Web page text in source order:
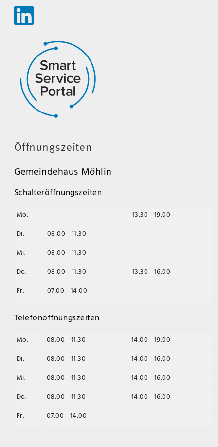
Öffnungszeiten
Gemeindehaus Möhlin
Schalteröffnungszeiten
Mo.
13:30 - 19:00
Di.
08:00 - 11:30
Mi.
08:00 - 11:30
Do.
08:00 - 11:30
13:30 - 16:00
Fr.
07:00 - 14:00
Telefonöffnungszeiten
Mo. 08:00 - 11:30
14:00 - 19:00
Di.
08:00 - 11:30
14:00 - 16:00
Mi.
08:00 - 11:30
14:00 - 16:00
Do.
08:00 - 11:30
14:00 - 16:00
Fr.
07:00 - 14:00